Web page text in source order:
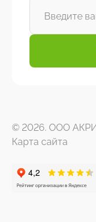
© 2026. ООО
Карта сайта